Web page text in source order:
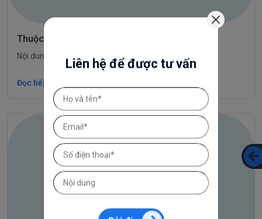
Thuộc tính của sản phẩm
Nội dung đang được cập nhật
Đọc tiếp
Liên hệ để được tư vấn